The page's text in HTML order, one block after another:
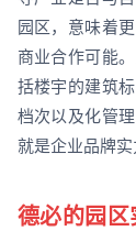
园区，意味着
商业合作可能
括楼宇的建筑
档次以及化管
就是企业品牌实
德必的园